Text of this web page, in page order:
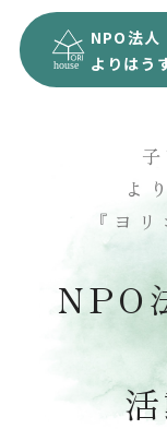
NPO法人
よりはう
よ
『ヨ
NPO